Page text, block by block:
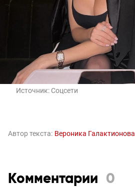
Источник: Соцсети
Автор текста: Вероника Галактионова
Комментарии 0